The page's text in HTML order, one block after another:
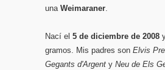
una Weimaraner.
Nací el 5 de diciembre de 2008
gramos. Mis padres son Elvis
Gegants d'Argent y Neu de Els